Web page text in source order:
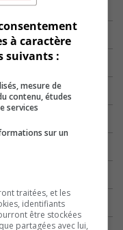
à caractère
suivants :
mesure de
contenu, études
services
sur un
traitées, et les
identifiants
être stockées
partagées avec lui,